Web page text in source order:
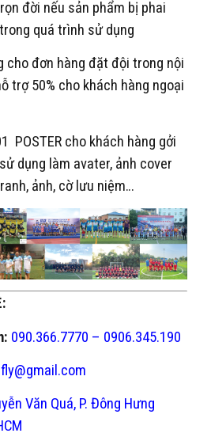
đời nếu sản phẩm bị phai
quá trình sử dụng
cho đơn hàng đặt đội trong nội
trợ 50% cho khách hàng ngoại
POSTER cho khách hàng gởi
dụng làm avater, ảnh cover
ảnh, cờ lưu niệm…
090.366.7770 – 0906.345.190
Văn Quá, P. Đông Hưng